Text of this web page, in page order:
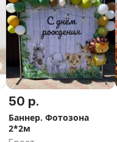
50 р.
Баннер. Фотозона
2*2м